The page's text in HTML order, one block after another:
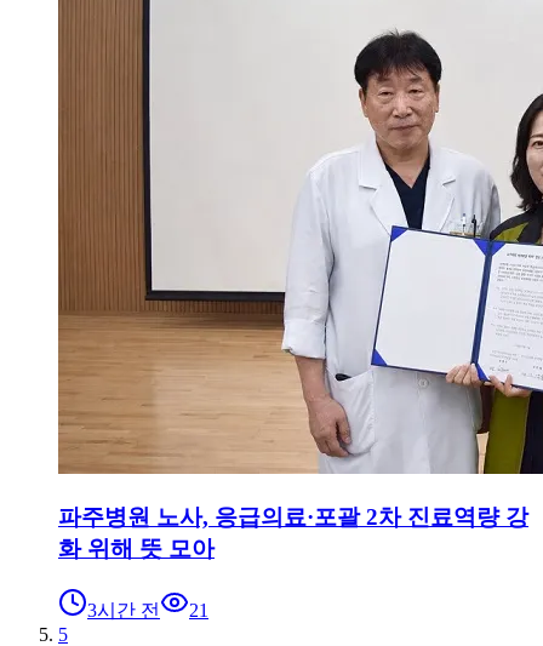
파주병원 노사, 응급의료·포괄 2차 진료역량 강
화 위해 뜻 모아
3시간 전
21
5